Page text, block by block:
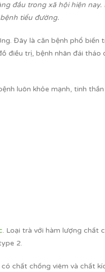
đầu trong xã hội hiện nay.
tiểu đường.
Đây là căn bệnh phổ biến
điều trị, bệnh nhân đái tháo
luôn khỏe mạnh, tinh thần
. Loại trà với hàm lượng chất
2.
có chất chống viêm và chất